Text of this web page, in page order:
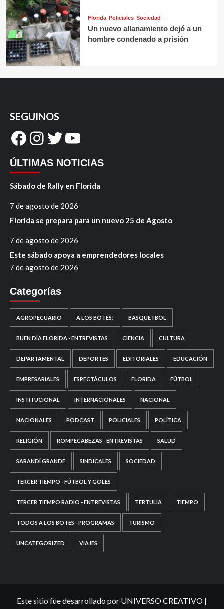
Florida Policiales Sociedad
Un nuevo allanamiento dejó a un
hombre condenado a prisión
SEGUINOS
Facebook
Instagram
Twitter
YouTube
ÚLTIMAS NOTICIAS
Sábado de Rally en Florida
7 de agosto de 2026
Florida se prepara para un nuevo 25 de Agosto
7 de agosto de 2026
Este sábado apoya a emprendedores locales
7 de agosto de 2026
Categorías
AGROPECUARIO A LOS BOTES! BASQUETBOL
BUEN DÍA FLORIDA - ENTREVISTAS CIENCIA CULTURA
DEPARTAMENTAL DEPORTES EDITORIALES EDUCACIÓN
EMPRESARIALES ESPECTÁCULOS FLORIDA FÚTBOL
INSTITUCIONAL INTERNACIONALES NACIONAL
NACIONALES PODCAST POLICIALES POLÍTICA
RELIGIÓN ROMPECABEZAS - ENTREVISTAS SALUD
SARANDÍ GRANDE SINDICALES SOCIEDAD
TERCER TIEMPO - FÚTBOL Y GOLES
TERCER TIEMPO RADIO - ENTREVISTAS TERTULIA TIEMPO
TODOS A LOS BOTES - PROGRAMAS TURISMO
UNCATEGORIZED VIAJES
Este sitio fue desarrollado por UNIVERSO CREATIVO |